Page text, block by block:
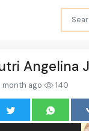
Angelina
month ago 140